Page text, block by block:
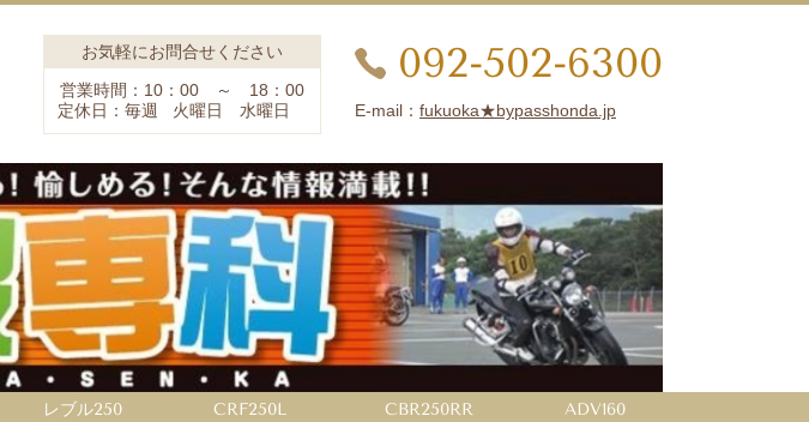
お気軽にお問合せください
営業時間：10：00 ～ 18：00
定休日：毎週 火曜日 水曜日
092-502-6300
E-mail： fukuoka★bypasshonda.jp
レブル250 CRF250L CBR250RR
ADV160